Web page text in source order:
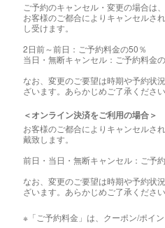
ご予約のキャンセル・変更の場合は
お客様のご都合によりキャンセルさ
し受けます。
2日前～前日：ご予約料金の50％
当日・無断キャンセル：ご予約料金
なお、変更のご要望は時期や予約状
ざいます。あらかじめご了承ください
＜オンライン決済をご利用の場合＞
お客様のご都合によりキャンセルさ
戴致します。
前日・当日・無断キャンセル：ご予
なお、変更のご要望は時期や予約状
ざいます。あらかじめご了承ください
※「ご予約料金」は、クーポン/ポイ